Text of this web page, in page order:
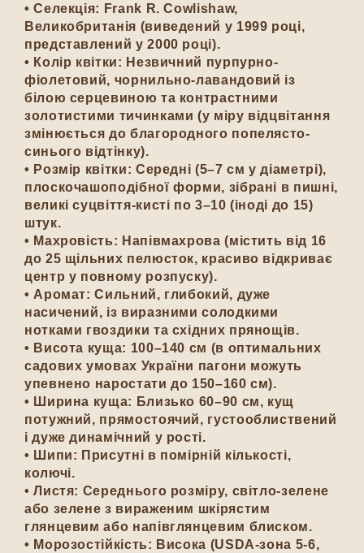
• Селекція: Frank R. Cowlishaw,
Великобританія (виведений у 1999 році,
представлений у 2000 році).
• Колір квітки: Незвичний пурпурно-
фіолетовий, чорнильно-лавандовий із
білою серцевиною та контрастними
золотистими тичинками (у міру відцвітання
змінюється до благородного попелясто-
синього відтінку).
• Розмір квітки: Середні (5–7 см у діаметрі),
плоскочашоподібної форми, зібрані в пишні,
великі суцвіття-кисті по 3–10 (іноді до 15)
штук.
• Махровість: Напівмахрова (містить від 16
до 25 щільних пелюсток, красиво відкриває
центр у повному розпуску).
• Аромат: Сильний, глибокий, дуже
насичений, із виразними солодкими
нотками гвоздики та східних прянощів.
• Висота куща: 100–140 см (в оптимальних
садових умовах України пагони можуть
упевнено наростати до 150–160 см).
• Ширина куща: Близько 60–90 см, кущ
потужний, прямостоячий, густооблиствений
і дуже динамічний у рості.
• Шипи: Присутні в помірній кількості,
колючі.
• Листя: Середнього розміру, світло-зелене
або зелене з вираженим шкірястим
глянцевим або напівглянцевим блиском.
• Морозостійкість: Висока (USDA-зона 5-6,